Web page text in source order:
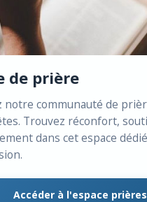
de prière
notre communauté de
Trouvez réconfort,
dans cet espace
Accéder à l'espace prières